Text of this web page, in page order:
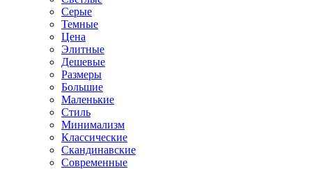
Серые
Темные
Цена
Элитные
Дешевые
Размеры
Большие
Маленькие
Стиль
Минимализм
Классические
Скандинавские
Современные